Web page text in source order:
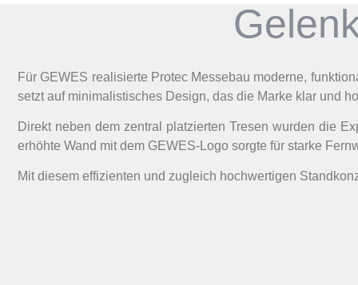
Für GEWES realisierte Protec Messebau moderne,
setzt auf minimalistisches Design, das die Marke klar und
Direkt neben dem zentral platzierten Tresen wurden die
erhöhte Wand mit dem GEWES-Logo sorgte für starke
Mit diesem effizienten und zugleich hochwertigen